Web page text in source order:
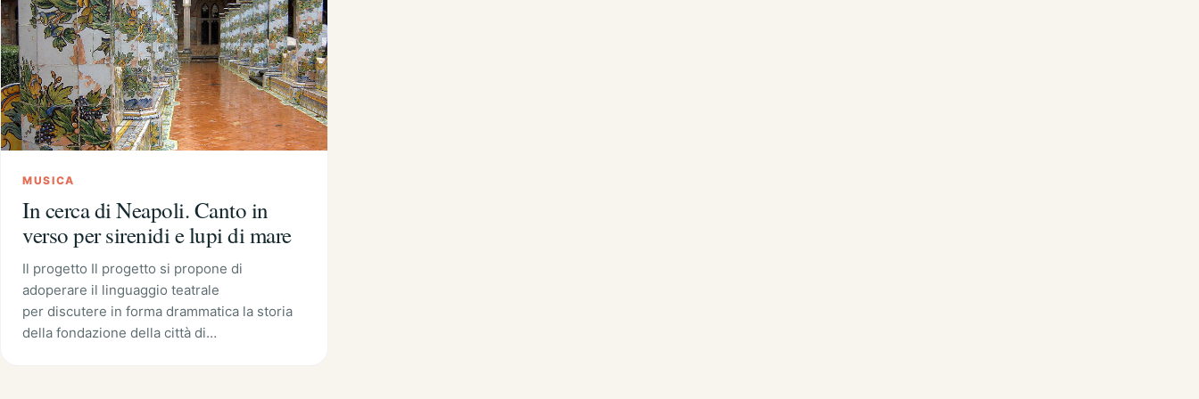
MUSICA
In cerca di Neapoli. Canto in
verso per sirenidi e lupi di mare
Il progetto Il progetto si propone di
adoperare il linguaggio teatrale
per discutere in forma drammatica la storia
della fondazione della città di…